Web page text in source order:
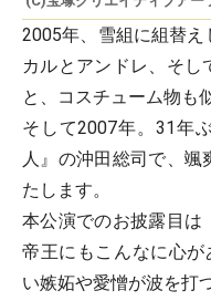
2005年、雪組に組替
カルとアンドレ、そし
と、コスチューム物も
そして2007年。31年
人』の沖田総司で、
たします。
本公演でのお披露目は
帝王にもこんなに心
い嫉妬や愛憎が波を打